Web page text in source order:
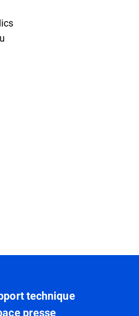
technique
presse